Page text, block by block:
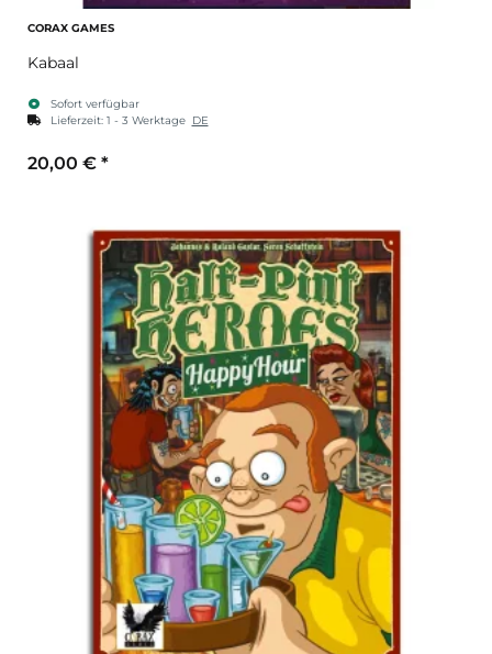
CORAX GAMES
Kabaal
Sofort verfügbar
Lieferzeit: 1 - 3 Werktage DE
20,00 € *